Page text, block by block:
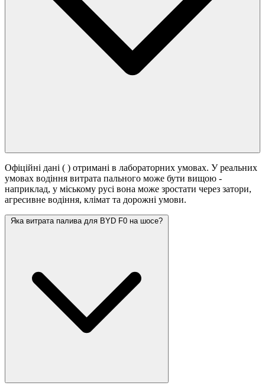
Офіційні дані ( ) отримані в лабораторних умовах. У реальних
умовах водіння витрата пального може бути вищою -
наприклад, у міському русі вона може зростати через затори,
агресивне водіння, клімат та дорожні умови.
Яка витрата палива для BYD F0 на шосе?